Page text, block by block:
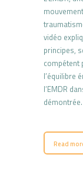
vidéo
principes,
compétent
l’équilibre
l’EMDR
démontrée.
Read